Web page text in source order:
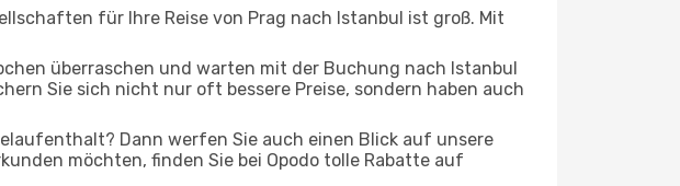
für Ihre Reise von Prag nach Istanbul ist groß. Mit
überraschen und warten mit der Buchung nach Istanbul
Sie sich nicht nur oft bessere Preise, sondern haben auch
Dann werfen Sie auch einen Blick auf unsere
möchten, finden Sie bei Opodo tolle Rabatte auf